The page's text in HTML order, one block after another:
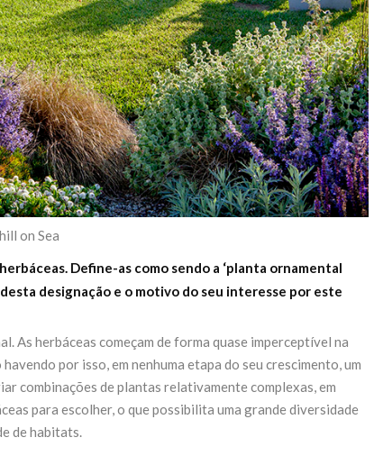
on Sea
Define-as como sendo a ‘planta ornamental
designação e o motivo do seu interesse por este
As herbáceas começam de forma quase imperceptível na
por isso, em nenhuma etapa do seu crescimento, um
combinações de plantas relativamente complexas, em
para escolher, o que possibilita uma grande diversidade
de habitats.